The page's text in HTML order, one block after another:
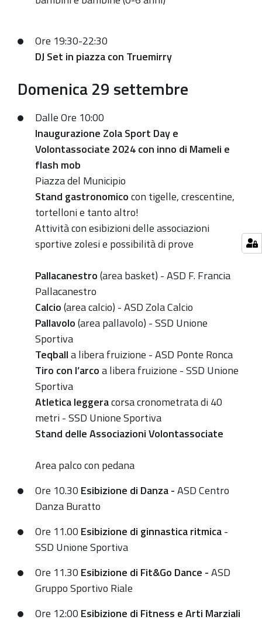
Ore 19:30-22:30
DJ Set in piazza con Truemirry
Domenica 29 settembre
Dalle Ore 10:00
Inaugurazione Zola Sport Day e
Volontassociate 2024 con inno di Mameli e
flash mob
Piazza del Municipio
Stand gastronomicocon tigelle, crescentine,
tortelloni e tanto altro!
Attività con esibizioni delle associazioni
sportive zolesi e possibilità di prove
Pallacanestro(area basket) - ASD F. Francia
Pallacanestro
Calcio(area calcio) - ASD Zola Calcio
Pallavolo(area pallavolo) - SSD Unione
Sportiva
Teqballa libera fruizione - ASD Ponte Ronca
Tiro con l’arcoa libera fruizione - SSD Unione
Sportiva
Atletica leggeracorsa cronometrata di 40
metri - SSD Unione Sportiva
Stand delleAssociazioni Volontassociate
Area palco con pedana
Ore 10.30 Esibizione di Danza -ASD Centro
Danza Buratto
Ore 11.00 Esibizione di ginnastica ritmica-
SSD Unione Sportiva
Ore 11.30 Esibizione di Fit&Go Dance -ASD
Gruppo Sportivo Riale
Ore 12:00 Esibizione di Fitness e Arti Marziali